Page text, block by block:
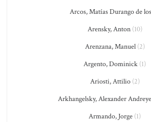
Arcos, Matías Durango de los
Arensky, Anton(10)
Arenzana, Manuel(2)
Argento, Dominick (1)
Ariosti, Attilio(2)
Arkhangelsky, Alexander
Armando, Jorge (1)